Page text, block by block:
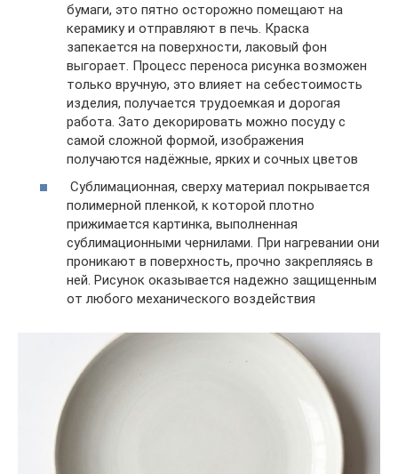
бумаги, это пятно осторожно помещают на
керамику и отправляют в печь. Краска
запекается на поверхности, лаковый фон
выгорает. Процесс переноса рисунка возможен
только вручную, это влияет на себестоимость
изделия, получается трудоемкая и дорогая
работа. Зато декорировать можно посуду с
самой сложной формой, изображения
получаются надёжные, ярких и сочных цветов
Сублимационная, сверху материал покрывается
полимерной пленкой, к которой плотно
прижимается картинка, выполненная
сублимационными чернилами. При нагревании они
проникают в поверхность, прочно закрепляясь в
ней. Рисунок оказывается надежно защищенным
от любого механического воздействия